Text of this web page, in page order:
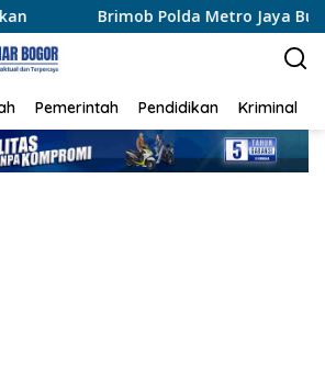
Polda Metro Jaya Bubarkan Balap
Pemerintah Pendidikan Kriminal